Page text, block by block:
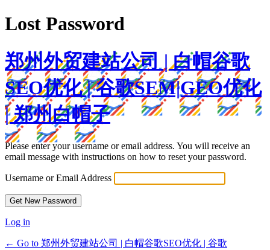
Lost Password
郑州外贸建站公司 | 白帽谷歌
SEO优化 | 谷歌SEM|GEO优化
| 郑州白帽子
Please enter your username or email address. You will receive an
email message with instructions on how to reset your password.
Username or Email Address
Log in
← Go to 郑州外贸建站公司 | 白帽谷歌SEO优化 | 谷歌